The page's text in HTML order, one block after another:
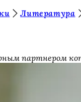
Литература
партнером